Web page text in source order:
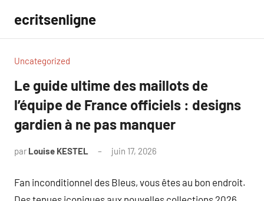
contenu
ecritsenligne
Uncategorized
Le guide ultime des maillots de
l’équipe de France officiels : designs
gardien à ne pas manquer
par Louise KESTEL juin 17, 2026
Fan inconditionnel des Bleus, vous êtes au bon endroit.